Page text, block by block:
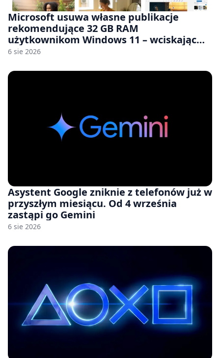
Microsoft usuwa własne publikacje
rekomendujące 32 GB RAM
użytkownikom Windows 11 – wciskając
nam przy tym komputery z 8 GB RAM po
6 sie 2026
Asystent Google zniknie z telefonów już w
przyszłym miesiącu. Od 4 września
zastąpi go Gemini
6 sie 2026